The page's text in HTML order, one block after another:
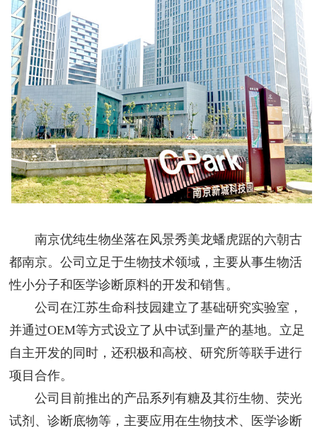
南京优纯生物坐落在风景秀美龙蟠虎踞的六朝古
都南京。公司立足于生物技术领域，主要从事生物活
性小分子和医学诊断原料的开发和销售。
公司在江苏生命科技园建立了基础研究实验室，
并通过OEM等方式设立了从中试到量产的基地。立足
自主开发的同时，还积极和高校、研究所等联手进行
项目合作。
公司目前推出的产品系列有糖及其衍生物、荧光
试剂、诊断底物等，主要应用在生物技术、医学诊断